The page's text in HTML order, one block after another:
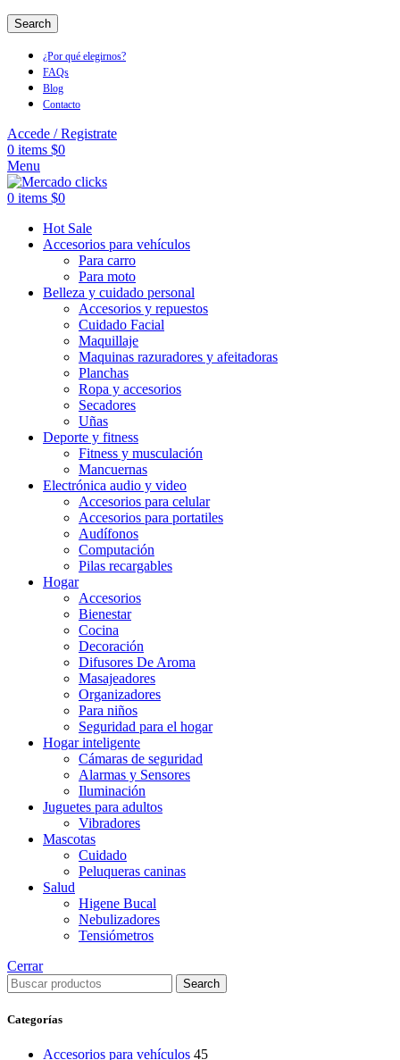
Search
¿Por qué elegirnos?
FAQs
Blog
Contacto
Accede / Registrate
0 items $0
Menu
0 items $0
Hot Sale
Accesorios para vehículos
Para carro
Para moto
Belleza y cuidado personal
Accesorios y repuestos
Cuidado Facial
Maquillaje
Maquinas razuradores y afeitadoras
Planchas
Ropa y accesorios
Secadores
Uñas
Deporte y fitness
Fitness y musculación
Mancuernas
Electrónica audio y video
Accesorios para celular
Accesorios para portatiles
Audífonos
Computación
Pilas recargables
Hogar
Accesorios
Bienestar
Cocina
Decoración
Difusores De Aroma
Masajeadores
Organizadores
Para niños
Seguridad para el hogar
Hogar inteligente
Cámaras de seguridad
Alarmas y Sensores
Iluminación
Juguetes para adultos
Vibradores
Mascotas
Cuidado
Peluqueras caninas
Salud
Higene Bucal
Nebulizadores
Tensiómetros
Cerrar
Search
Categorías
Accesorios para vehículos 45